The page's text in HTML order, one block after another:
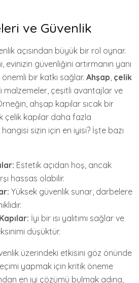
ve Güvenlik
açısından büyük bir rol oynar.
güvenliğini artırmanın yanı
bir katkı sağlar. Ahşap, çelik
malzemeler, çeşitli avantajlar ve
ahşap kapılar sıcak bir
kapılar daha fazla
hangisi sizin için en iyisi? İşte bazı
Estetik açıdan hoş, ancak
hassas olabilir.
Yüksek güvenlik sunar, darbelere
İyi bir ısı yalıtımı sağlar ve
düşüktür.
üzerindeki etkisini göz önünde
yapmak için kritik öneme
en iyi çözümü bulmak adına,